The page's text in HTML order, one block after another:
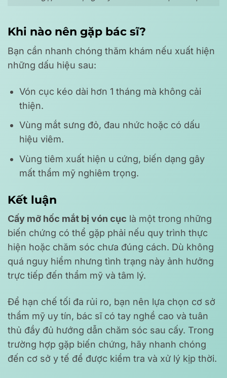
Khi nào nên gặp bác sĩ?
Bạn cần nhanh chóng thăm khám nếu xuất hiện
những dấu hiệu sau:
Vón cục kéo dài hơn 1 tháng mà không cải
thiện.
Vùng mắt sưng đỏ, đau nhức hoặc có dấu
hiệu viêm.
Vùng tiêm xuất hiện u cứng, biến dạng gây
mất thẩm mỹ nghiêm trọng.
Kết luận
Cấy mỡ hốc mắt bị vón cục là một trong những
biến chứng có thể gặp phải nếu quy trình thực
hiện hoặc chăm sóc chưa đúng cách. Dù không
quá nguy hiểm nhưng tình trạng này ảnh hưởng
trực tiếp đến thẩm mỹ và tâm lý.
Để hạn chế tối đa rủi ro, bạn nên lựa chọn cơ sở
thẩm mỹ uy tín, bác sĩ có tay nghề cao và tuân
thủ đầy đủ hướng dẫn chăm sóc sau cấy. Trong
trường hợp gặp biến chứng, hãy nhanh chóng
đến cơ sở y tế để được kiểm tra và xử lý kịp thời.